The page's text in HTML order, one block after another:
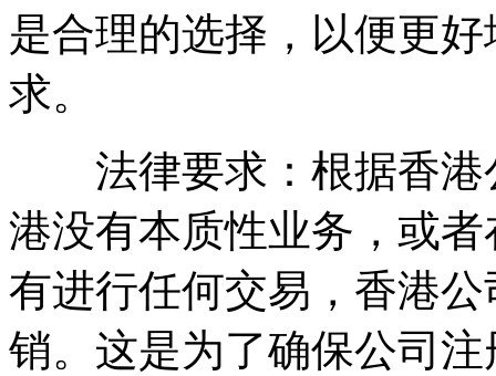
是合理的选择，以便更
求。
法律要求：根据香港
港没有本质性业务，或
有进行任何交易，香港
销。这是为了确保公司